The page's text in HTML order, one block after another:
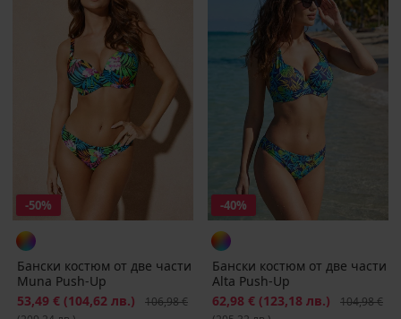
-50%
Бански костюм от две части
Muna Push-Up
Намаление
53,49 € (104,62 лв.) Първоначална цена
106,98 €
-40%
Бански костюм от две части
Alta Push-Up
Намаление
62,98 € (123,18 лв.)
104,98 €